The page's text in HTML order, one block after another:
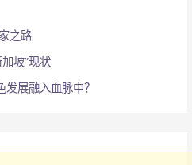
之路
坡”现状
发展融入血脉中？